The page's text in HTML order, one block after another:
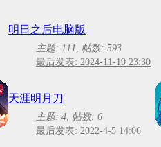
明日之后电脑版
主题: 111
帖数: 593
最后发表: 2024-11-19 23:30
天涯明月刀
主题: 4 帖数: 6
最后发表: 2022-4-5 14:06